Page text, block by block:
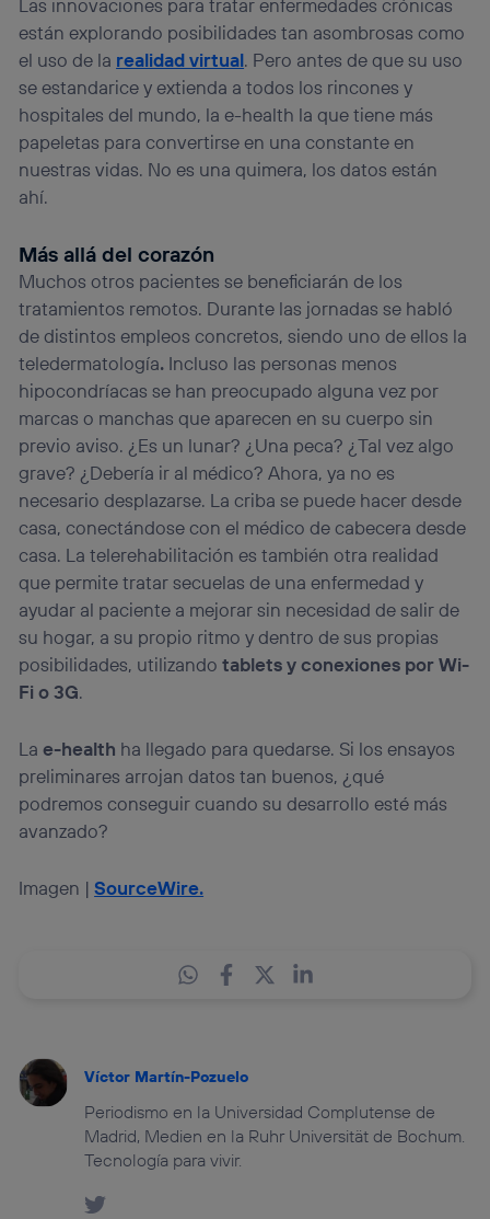
Las innovaciones para tratar enfermedades crónicas
están explorando posibilidades tan asombrosas como
el uso de la realidad virtual. Pero antes de que su uso
se estandarice y extienda a todos los rincones y
hospitales del mundo, la e-health la que tiene más
papeletas para convertirse en una constante en
nuestras vidas. No es una quimera, los datos están
ahí.
Más allá del corazón
Muchos otros pacientes se beneficiarán de los
tratamientos remotos. Durante las jornadas se habló
de distintos empleos concretos, siendo uno de ellos la
teledermatología. Incluso las personas menos
hipocondríacas se han preocupado alguna vez por
marcas o manchas que aparecen en su cuerpo sin
previo aviso. ¿Es un lunar? ¿Una peca? ¿Tal vez algo
grave? ¿Debería ir al médico? Ahora, ya no es
necesario desplazarse. La criba se puede hacer desde
casa, conectándose con el médico de cabecera desde
casa. La telerehabilitación es también otra realidad
que permite tratar secuelas de una enfermedad y
ayudar al paciente a mejorar sin necesidad de salir de
su hogar, a su propio ritmo y dentro de sus propias
posibilidades, utilizandotablets y conexiones por Wi-
Fi o 3G.
Lae-health ha llegado para quedarse. Si los ensayos
preliminares arrojan datos tan buenos, ¿qué
podremos conseguir cuando su desarrollo esté más
avanzado?
Imagen |SourceWire.
Víctor Martín-Pozuelo
Periodismo en la Universidad Complutense de
Madrid, Medien en la Ruhr Universität de Bochum.
Tecnología para vivir.